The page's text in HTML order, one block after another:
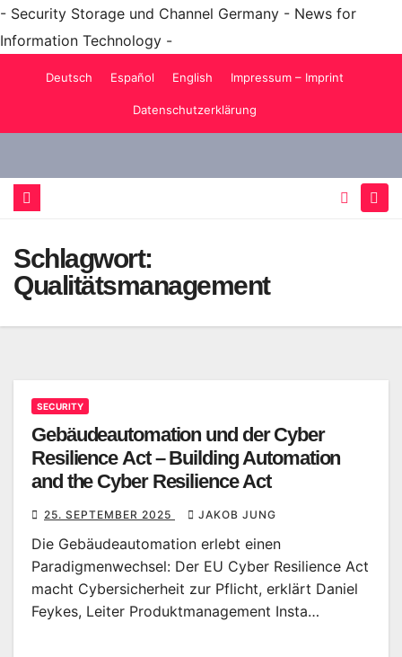
- Security Storage und Channel Germany - News for
Information Technology -
Deutsch Español English Impressum – Imprint
Datenschutzerklärung
Schlagwort:
Qualitätsmanagement
SECURITY
Gebäudeautomation und der Cyber
Resilience Act – Building Automation
and the Cyber Resilience Act
25. SEPTEMBER 2025 JAKOB JUNG
Die Gebäudeautomation erlebt einen
Paradigmenwechsel: Der EU Cyber Resilience Act
macht Cybersicherheit zur Pflicht, erklärt Daniel
Feykes, Leiter Produktmanagement Insta…